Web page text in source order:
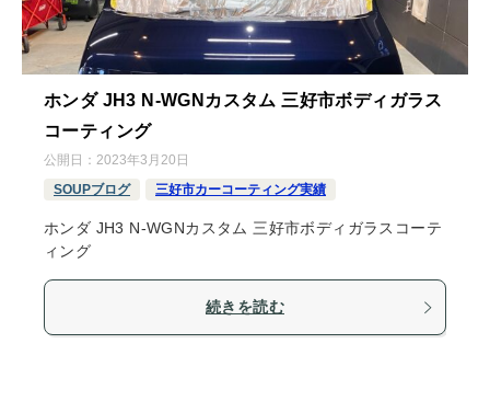
ホンダ JH3 N-WGNカスタム 三好市ボディガラス
コーティング
公開日： 2023年3月20日
SOUPブログ
三好市カーコーティング実績
ホンダ JH3 N-WGNカスタム 三好市ボディガラスコーテ
ィング
続きを読む